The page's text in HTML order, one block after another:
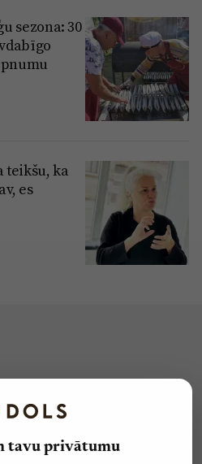
sezona: 30
teikšu, ka
es
tavu privātumu